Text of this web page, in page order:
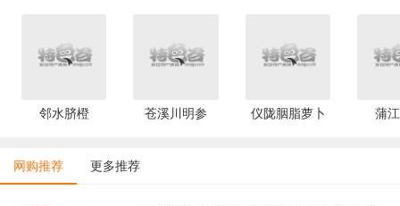
邻水脐橙 苍溪川明参 仪陇胭脂萝卜 蒲
网购推荐 更多推荐